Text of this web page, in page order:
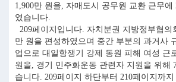
1,900만 원을, 자매도시 공무원 교환 근무에
였습니다.
209페이지입니다. 자치분권 지방정부협의
만 원을 편성하였으며 중간 부분의 과거사
업으로 대일항쟁기 강제 동원 피해 여성 근
원을, 경기 민주화운동 관련자 지원을 위해
습니다. 209페이지 하단부터 210페이지까